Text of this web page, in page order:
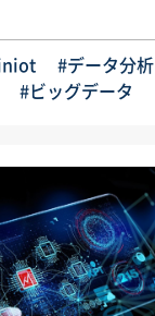
#データ分析
#ビッグデータ